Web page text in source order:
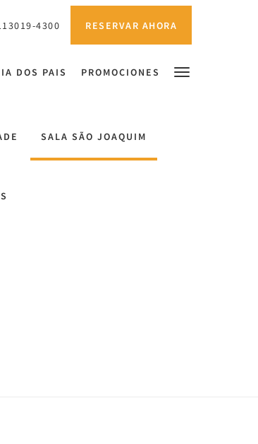
4300 RESERVAR AHORA
DOS PAIS PROMOCIONES
SALA SÃO JOAQUIM